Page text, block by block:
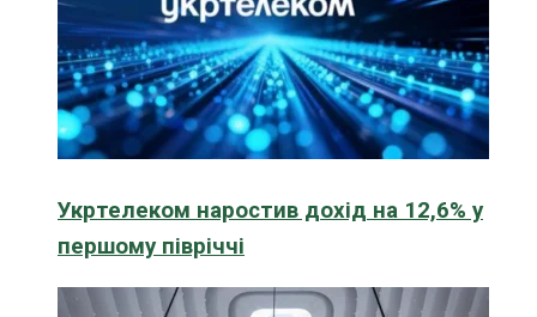
Укртелеком наростив дохід на 12,6% у
першому півріччі